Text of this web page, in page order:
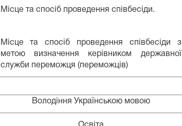
Місце та спосіб проведення співбесіди.
Місце та спосіб проведення співбесіди з
метою визначення керівником державної
служби переможця (переможців)
Володіння Українською мовою